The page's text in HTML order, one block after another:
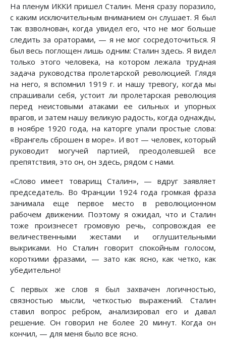
На пленум ИККИ пришел Сталин. Меня сразу поразило,
с каким исключительным вниманием он слушает. Я был
так взволнован, когда увидел его, что не мог больше
следить за ораторами, — я не мог сосредоточиться. Я
был весь поглощен лишь одним: Сталин здесь. Я видел
только этого человека, на котором лежала трудная
задача руководства пролетарской революцией. Глядя
на него, я вспомнил 1919 г. и нашу тревогу, когда мы
спрашивали себя, устоит ли пролетарская революция
перед неистовыми атаками ее сильных и упорных
врагов, и затем нашу великую радость, когда однажды,
в ноябре 1920 года, на каторге упали простые слова:
«Врангель сброшен в море». И вот — человек, который
руководит могучей партией, преодолевшей все
препятствия, это он, он здесь, рядом с нами.
«Слово имеет товарищ Сталин», — вдруг заявляет
председатель. Во Франции 1924 года громкая фраза
занимала еще первое место в революционном
рабочем движении. Поэтому я ожидал, что и Сталин
тоже произнесет громовую речь, сопровождая ее
величественными жестами и оглушительными
выкриками. Но Сталин говорит спокойным голосом,
короткими фразами, — зато как ясно, как четко, как
убедительно!
С первых же слов я был захвачен логичностью,
связностью мысли, четкостью выражений. Сталин
ставил вопрос ребром, анализировал его и давал
решение. Он говорил не более 20 минут. Когда он
кончил, — для меня было все ясно.